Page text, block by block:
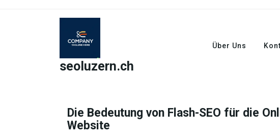
seoluzern.ch
Über Uns
Die Bedeutung von Flash-SEO für die
Website